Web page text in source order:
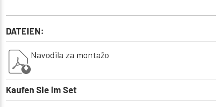
DATEIEN:
Navodila za montažo
Kaufen Sie im Set